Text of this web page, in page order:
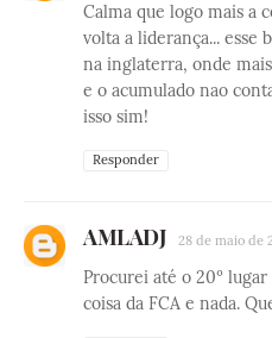
Calma que logo mais a
volta a liderança... esse
na inglaterra, onde
e o acumulado nao
isso sim!
Responder
AMLADJ 28 de maio de
Procurei até o 20º
coisa da FCA e nada.